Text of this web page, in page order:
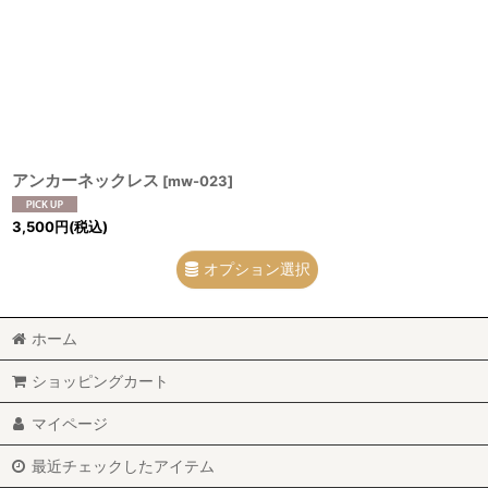
アンカーネックレス [mw-023]
3,500円(税込)
オプション選択
ホーム
ショッピングカート
マイページ
最近チェックしたアイテム